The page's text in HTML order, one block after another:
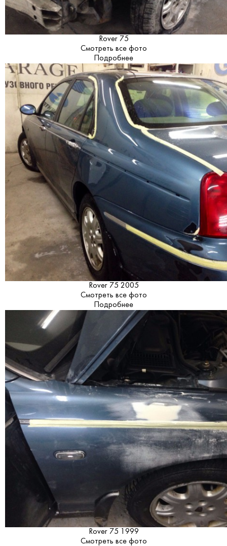
Rover 75
Смотреть все фото
Подробнее
Rover 75 2005
Смотреть все фото
Подробнее
Rover 75 1999
Смотреть все фото